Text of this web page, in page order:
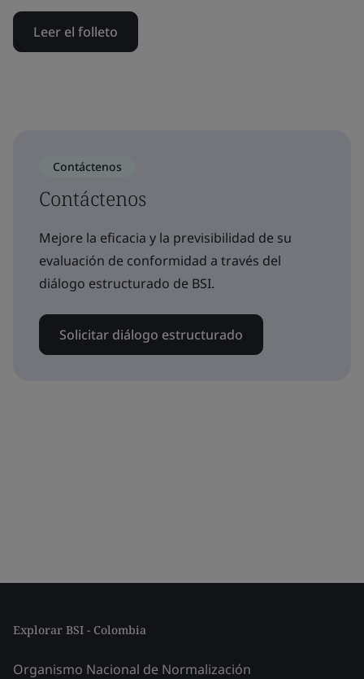
Leer el folleto
Contáctenos
Contáctenos
Mejore la eficacia y la previsibilidad de su
evaluación de conformidad a través del
diálogo estructurado de BSI.
Solicitar diálogo estructurado
Explorar BSI - Colombia
Organismo Nacional de Normalización